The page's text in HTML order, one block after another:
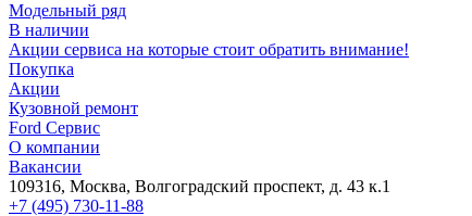
Модельный ряд
В наличии
Акции сервиса на которые стоит обратить внимание!
Покупка
Акции
Кузовной ремонт
Ford Сервис
О компании
Вакансии
109316, Москва, Волгоградский проспект, д. 43 к.1
+7 (495) 730-11-88